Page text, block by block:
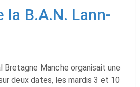
la B.A.N. Lann-
Bretagne Manche organisait une
deux dates, les mardis 3 et 10